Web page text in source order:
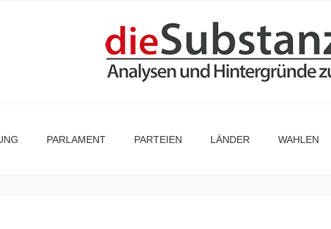
PARLAMENT PARTEIEN LÄNDER WAHLEN